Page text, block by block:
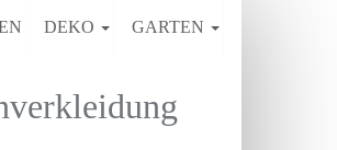
DEKO GARTEN